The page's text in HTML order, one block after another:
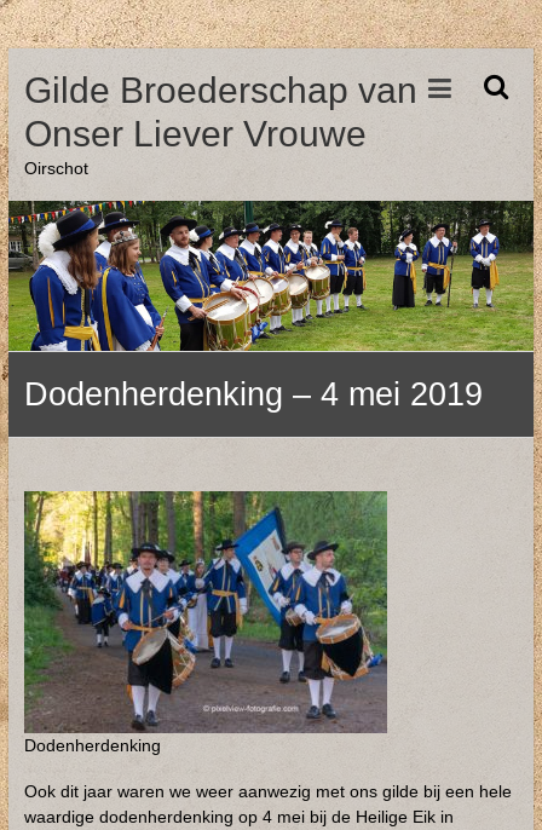
Ga
naar
de
inhoud
Gilde Broederschap van
Onser Liever Vrouwe
Oirschot
Dodenherdenking – 4 mei 2019
Dodenherdenking
Ook dit jaar waren we weer aanwezig met ons gilde bij een hele
waardige dodenherdenking op 4 mei bij de Heilige Eik in